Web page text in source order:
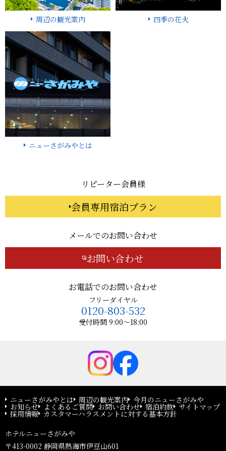
周辺の観光案内 四季の花火
ニューさがみやとは
リピーター会員様
会員専用宿泊プラン
メールでのお問い合わせ
お問い合わせ
お電話でのお問い合わせ
フリーダイヤル
0120-803-532
受付時間 9:00～18:00
ホテルニューさがみや
〒413-0002 静岡県熱海市伊豆山601
ニューさがみやとは 周辺の観光案内 今月のニューさがみや
お知らせ よくあるご質問 お問い合わせ 宿泊約款 サイトマップ
採用情報 カスタマーハラスメントに対する基本方針